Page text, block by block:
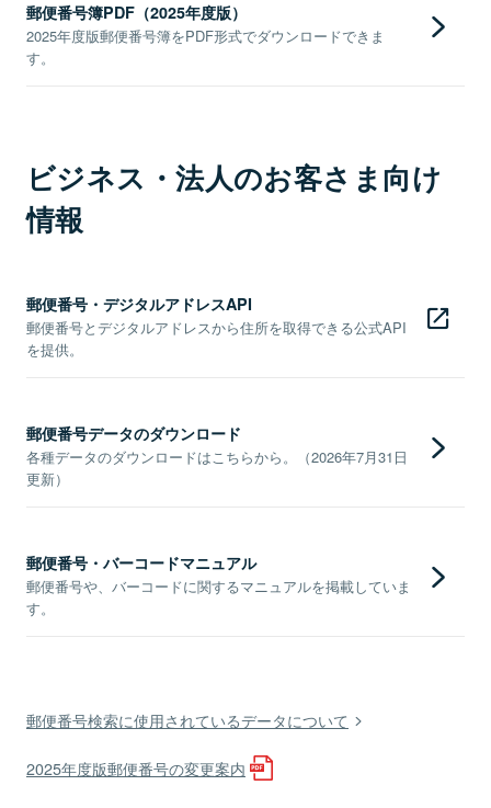
郵便番号簿PDF（2025年度版）
2025年度版郵便番号簿をPDF形式でダウンロードできま
す。
ビジネス・法人のお客さま向け
情報
郵便番号・デジタルアドレスAPI
郵便番号とデジタルアドレスから住所を取得できる公式API
を提供。
郵便番号データのダウンロード
各種データのダウンロードはこちらから。（2026年7月31日
更新）
郵便番号・バーコードマニュアル
郵便番号や、バーコードに関するマニュアルを掲載していま
す。
郵便番号検索に使用されているデータについて
2025年度版郵便番号の変更案内